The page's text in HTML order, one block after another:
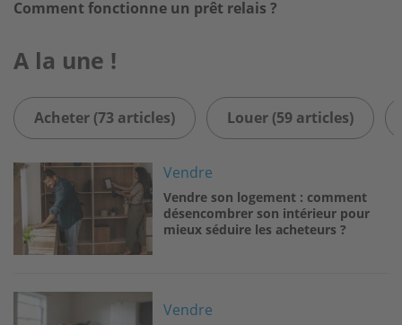
Comment fonctionne un prêt relais ?
A la une !
Acheter (73 articles) Louer (59 articles)
Image Vendre
Vendre son logement : comment
désencombrer son intérieur pour
mieux séduire les acheteurs ?
Image
Vendre